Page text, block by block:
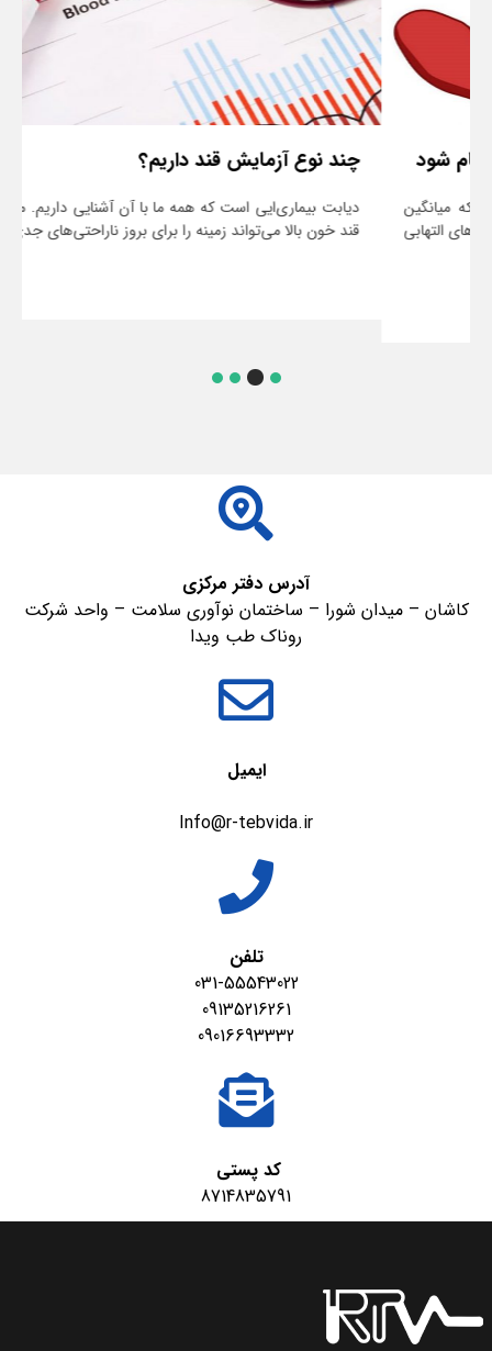
چند نوع آزمایش قند داریم؟
دیابت بیماری‌ایی است که همه ما با آن آشنایی داریم. می‌دانیم که
قند خون بالا می‌تواند زمینه را برای بروز ناراحتی‌های جدی ...
آدرس دفتر مرکزی
کاشان – میدان شورا – ساختمان نوآوری سلامت – واحد شرکت
روناک طب ویدا
ایمیل
Info@r-tebvida.ir
تلفن
031-55543022
09135216261
09016693332
کد پستی
8714835791